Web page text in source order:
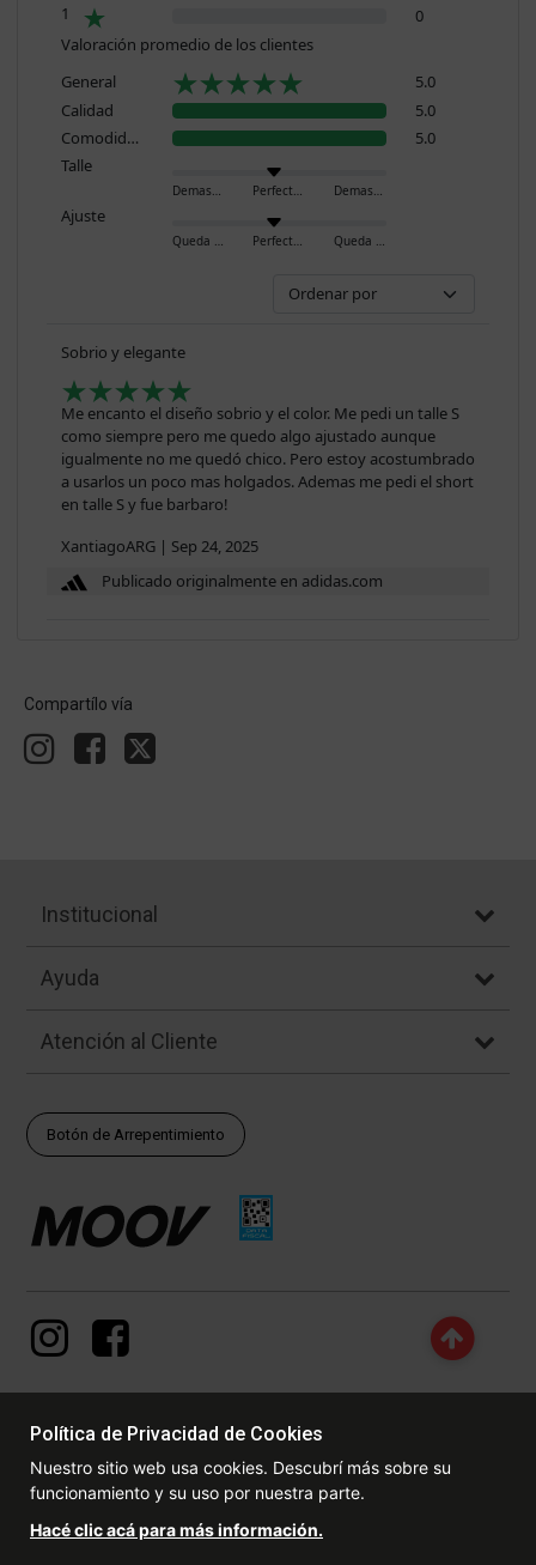
1
0
Valoración promedio de los clientes
General
5.0
Calidad
5.0
Comodidad
5.0
Talle
Demasiado pequeño Perfecto Demasiado grande
Ajuste
Queda ajustado Perfecto Queda holgado
Sobrio y elegante
Me encanto el diseño sobrio y el color. Me pedi un talle S
como siempre pero me quedo algo ajustado aunque
igualmente no me quedó chico. Pero estoy acostumbrado
a usarlos un poco mas holgados. Ademas me pedi el short
en talle S y fue barbaro!
XantiagoARG | Sep 24, 2025
Publicado originalmente en adidas.com
Compartílo vía
Institucional
Ayuda
Atención al Cliente
Botón de Arrepentimiento
DERECHOS RESERVADOS. Las fotos contenidas en este site, el
logotipo y las marcas son propiedad de www.dexter.com.ar y/o de
sus respectivos titulares. Está prohibida la reproducción total o
parcial, sin la expresa autorización de la administradora de la
Política de Privacidad de Cookies
Nuestro sitio web usa cookies. Descubrí más sobre su
funcionamiento y su uso por nuestra parte.
Hacé clic acá para más información.